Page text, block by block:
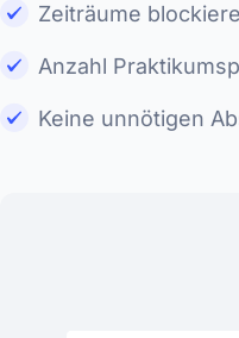
Zeiträume
Anzahl
Keine unnötigen